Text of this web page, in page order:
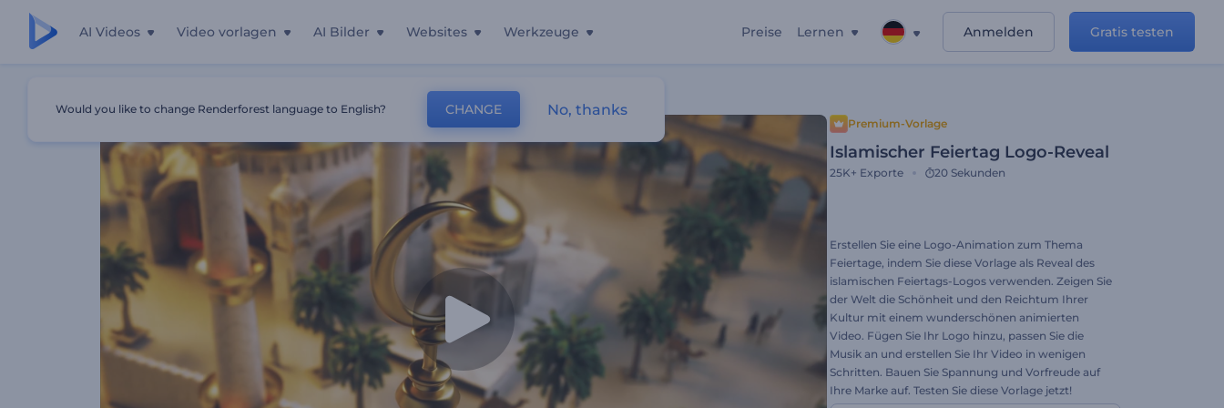
AI Videos Video vorlagen AI Bilder Websites Werkzeuge Preise Lernen Anmelden Gratis testen
Premium-Vorlage
Islamischer Feiertag Logo-Reveal
25K+ Exporte 20 Sekunden
Erstellen Sie eine Logo-Animation zum Thema
Feiertage, indem Sie diese Vorlage als Reveal des
islamischen Feiertags-Logos verwenden. Zeigen Sie
der Welt die Schönheit und den Reichtum Ihrer
Kultur mit einem wunderschönen animierten
Video. Fügen Sie Ihr Logo hinzu, passen Sie die
Musik an und erstellen Sie Ihr Video in wenigen
Schritten. Bauen Sie Spannung und Vorfreude auf
Ihre Marke auf. Testen Sie diese Vorlage jetzt!
Would you like to change Renderforest language to English? CHANGE No, thanks